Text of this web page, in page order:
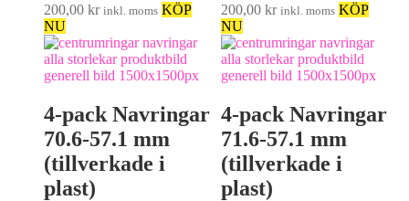
200,00 kr inkl. moms KÖP
NU
200,00kr inkl. moms KÖP
NU
4-pack Navringar
70.6-57.1 mm
(tillverkade i
plast)
4-pack Navringar
71.6-57.1 mm
(tillverkade i
plast)